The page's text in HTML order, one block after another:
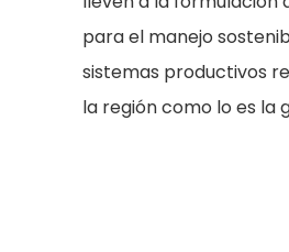
para el manejo
sistemas productivos
la región como lo es la